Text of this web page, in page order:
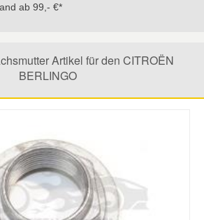
ab 99,- €*
Artikel für den CITROËN
BERLINGO